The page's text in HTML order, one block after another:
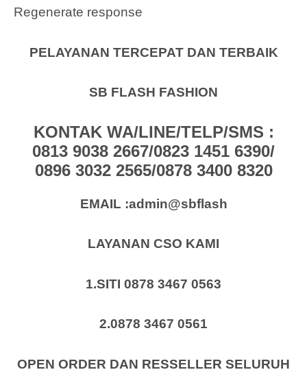
Regenerate response
PELAYANAN TERCEPAT DAN TERBAIK
SB FLASH FASHION
KONTAK WA/LINE/TELP/SMS :
0813 9038 2667/0823 1451 6390/
0896 3032 2565/0878 3400 8320
EMAIL :admin@sbflash
LAYANAN CSO KAMI
1.SITI 0878 3467 0563
2.0878 3467 0561
OPEN ORDER DAN RESSELLER SELURUH